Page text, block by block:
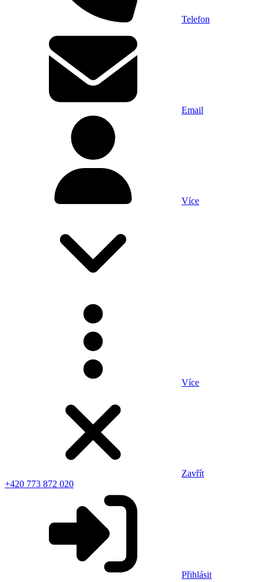
Telefon
Email
Více
Více
Zavřít
+420 773 872 020
Přihlásit